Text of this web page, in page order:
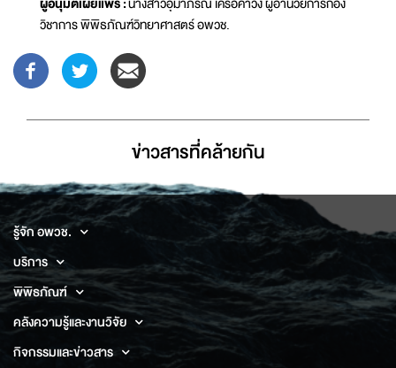
วิชาการ พิพิธภัณฑ์วิทยาศาสตร์ อพวช.
ข่าวสารที่่คล้ายกัน
รู้จัก อพวช.
บริการ
พิพิธภัณฑ์
คลังความรู้และงานวิจัย
กิจกรรมและข่าวสาร